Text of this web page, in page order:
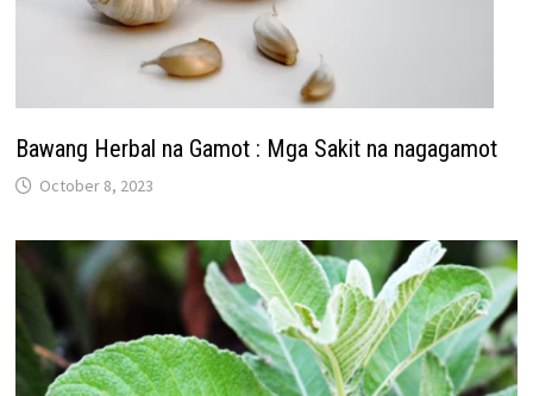
Bawang Herbal na Gamot : Mga Sakit na nagagamot
October 8, 2023